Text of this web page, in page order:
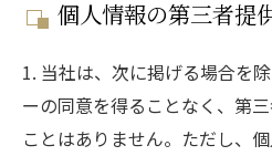
個人情報の第三者提
1. 当社は、次に掲げる場合を
ーの同意を得ることなく、第
ことはありません。ただし、